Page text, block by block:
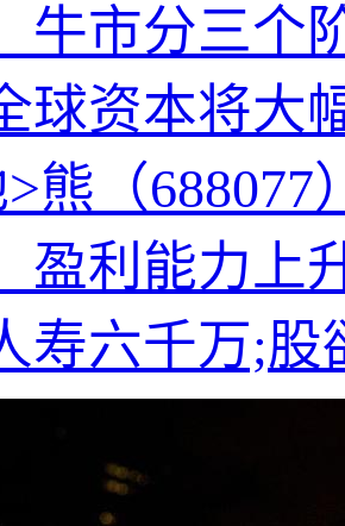
牛市分三个
球资本将大
熊（
盈利能力上
寿六千万;股